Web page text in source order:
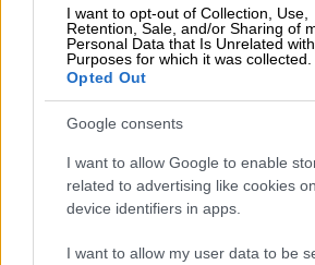
I want to opt-out of Collection, Use,
Retention, Sale, and/or Sharing of
Personal Data that Is Unrelated
Purposes for which it was collected.
Opted Out
Google consents
I want to allow Google to enable
related to advertising like cookies
device identifiers in apps.
I want to allow my user data to be
ταυτοποιήθηκε και από τα
ΕΛΑΣότι ήταν αυτό με το
πυροβολήσει τον κομμωτή
πάρκινγκ του σπιτιού του
να του αποσπάσει χρηματικό
στο αυτοκίνητό του.
Μετείχε και σε ληστεία